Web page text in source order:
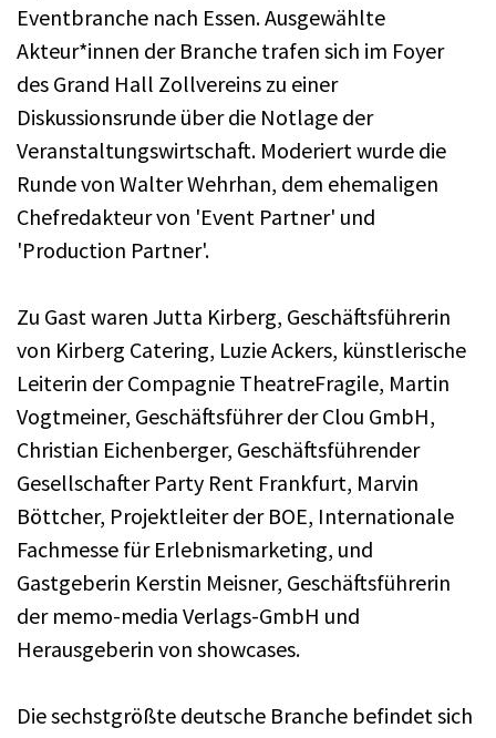
Eventbranche nach Essen. Ausgewählte
Akteur*innen der Branche trafen sich im Foyer
des Grand Hall Zollvereins zu einer
Diskussionsrunde über die Notlage der
Veranstaltungswirtschaft. Moderiert wurde die
Runde von Walter Wehrhan, dem ehemaligen
Chefredakteur von 'Event Partner' und
'Production Partner'.
Zu Gast waren Jutta Kirberg, Geschäftsführerin
von Kirberg Catering, Luzie Ackers, künstlerische
Leiterin der Compagnie TheatreFragile, Martin
Vogtmeiner, Geschäftsführer der Clou GmbH,
Christian Eichenberger, Geschäftsführender
Gesellschafter Party Rent Frankfurt, Marvin
Böttcher, Projektleiter der BOE, Internationale
Fachmesse für Erlebnismarketing, und
Gastgeberin Kerstin Meisner, Geschäftsführerin
der memo-media Verlags-GmbH und
Herausgeberin von showcases.
Die sechstgrößte deutsche Branche befindet sich